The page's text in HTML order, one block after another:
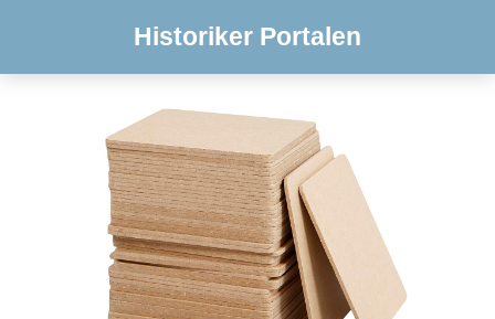
Historiker Portalen